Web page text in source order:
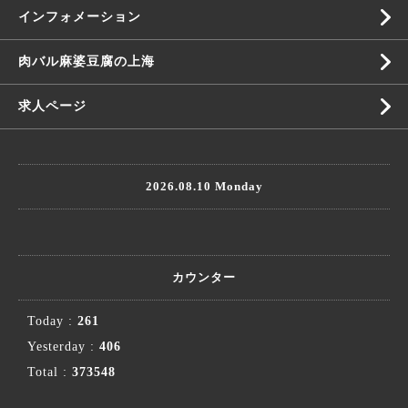
インフォメーション
肉バル麻婆豆腐の上海
求人ページ
2026.08.10 Monday
カウンター
Today : 261
Yesterday : 406
Total : 373548